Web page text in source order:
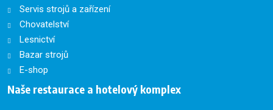
Servis strojů a zařízení
Chovatelství
Lesnictví
Bazar strojů
E-shop
Naše restaurace a hotelový komplex